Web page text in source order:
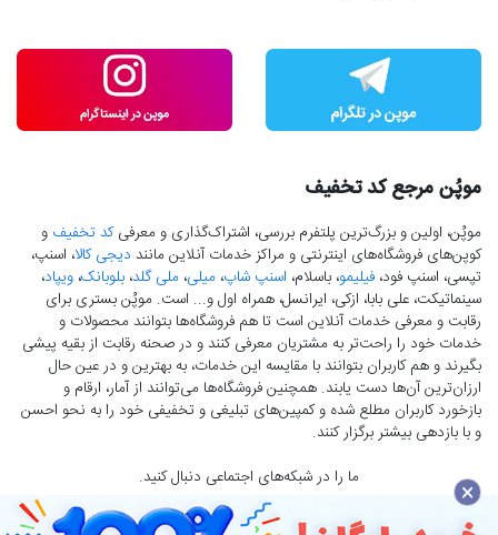
موپُن مرجع کد تخفیف
موپُن، اولین و بزرگ‌ترین پلتفرم بررسی، اشتراک‌گذاری و معرفیکد تخفیف و
کوپن‌های فروشگاه‌های اینترنتی و مراکز خدمات آنلاین مانند دیجی کالا، اسنپ،
تپسی، اسنپ فود، فیلیمو، باسلام، اسنپ شاپ، میلی، ملی گلد، بلوبانک، ویپاد،
سینماتیکت، علی بابا، ازکی، ایرانسل، همراه اول و... است. موپُن بستری برای
رقابت و معرفی خدمات آنلاین است تا هم فروشگاه‌ها بتوانند محصولات و
خدمات خود را راحت‌تر به مشتریان معرفی کنند و در صحنه رقابت از بقیه پیشی
بگیرند و هم کاربران بتوانند با مقایسه این خدمات، به بهترین و در عین حال
ارزان‌ترین آن‌ها دست‌ یابند. همچنین فروشگاه‌ها می‌توانند از آمار، ارقام و
بازخورد کاربران مطلع شده و کمپین‌های تبلیغی و تخفیفی خود را به نحو احسن
و با بازدهی بیشتر برگزار کنند.
ما را در شبکه‌های اجتماعی دنبال کنید.
×